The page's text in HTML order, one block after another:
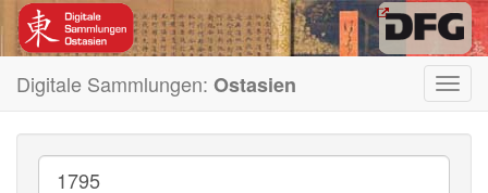
Digitale Sammlungen: Ostasien